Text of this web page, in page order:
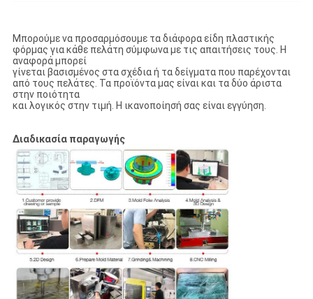
Μπορούμε να προσαρμόσουμε τα διάφορα είδη πλαστικής
φόρμας για κάθε πελάτη σύμφωνα με τις απαιτήσεις τους. Η
αναφορά μπορεί
γίνεται βασισμένος στα σχέδια ή τα δείγματα που παρέχονται
από τους πελάτες. Τα προϊόντα μας είναι και τα δύο άριστα
στην ποιότητα
και λογικός στην τιμή. Η ικανοποίησή σας είναι εγγύηση.
Διαδικασία παραγωγής